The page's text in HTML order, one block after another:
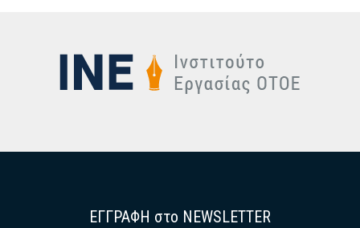
ΕΓΓΡΑΦΗ στο NEWSLETTER